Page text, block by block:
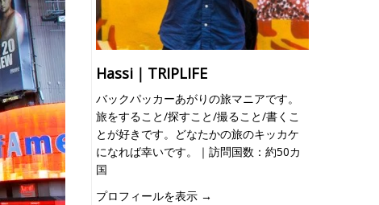
Hassi｜TRIPLIFE
バックパッカーあがりの旅マニアです。
旅をすること/探すこと/撮ること/書くこ
とが好きです。どなたかの旅のキッカケ
になれば幸いです。｜訪問国数：約50カ
国
プロフィールを表示 →